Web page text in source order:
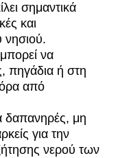
σημαντικά
και
νησιού.
να
πηγάδια ή στη
από
δαπανηρές, μη
για την
νερού των